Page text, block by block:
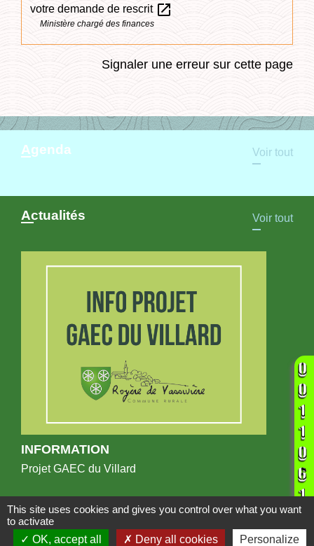
votre demande de rescrit open_in_new
Ministère chargé des finances
Signaler une erreur sur cette page
Agenda Voir tout
Actualités Voir tout
INFORMATION
Projet GAEC du Villard
This site uses cookies and gives you control over what you want
to activate
OK, accept all
Deny all cookies Personalize